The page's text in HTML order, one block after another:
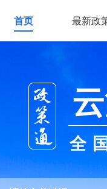
首页 最新政
全